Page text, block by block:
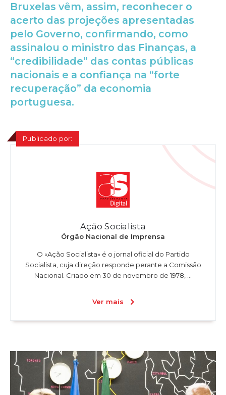
Bruxelas vêm, assim, reconhecer o
acerto das projeções apresentadas
pelo Governo, confirmando, como
assinalou o ministro das Finanças, a
“credibilidade” das contas públicas
nacionais e a confiança na “forte
recuperação” da economia
portuguesa.
Publicado por:
Ação Socialista
Órgão Nacional de Imprensa
O «Ação Socialista» é o jornal oficial do Partido
Socialista, cuja direção responde perante a Comissão
Nacional. Criado em 30 de novembro de 1978, ...
Ver mais